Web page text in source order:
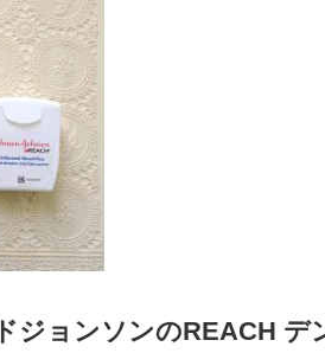
ジョンソンのREACH デ